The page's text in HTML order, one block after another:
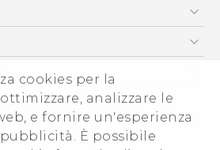
cookies per la
analizzare le
e fornire un'esperienza
È possibile
- User manual
and regulatory guide